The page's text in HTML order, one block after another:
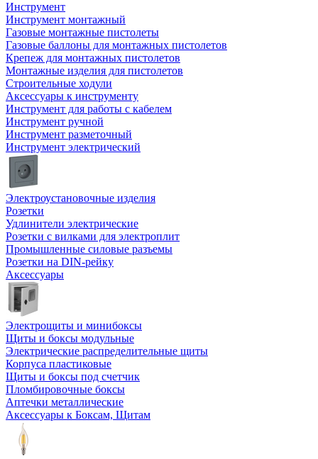
Инструмент
Инструмент монтажный
Газовые монтажные пистолеты
Газовые баллоны для монтажных пистолетов
Крепеж для монтажных пистолетов
Монтажные изделия для пистолетов
Строительные ходули
Аксессуары к инструменту
Инструмент для работы с кабелем
Инструмент ручной
Инструмент разметочный
Инструмент электрический
Электроустановочные изделия
Розетки
Удлинители электрические
Розетки с вилками для электроплит
Промышленные силовые разъемы
Розетки на DIN-рейку
Аксессуары
Электрощиты и минибоксы
Щиты и боксы модульные
Электрические распределительные щиты
Корпуса пластиковые
Щиты и боксы под счетчик
Пломбировочные боксы
Аптечки металлические
Аксессуары к Боксам, Щитам